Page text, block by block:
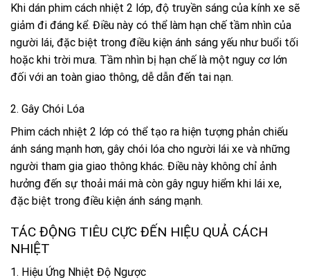
Khi dán phim cách nhiệt 2 lớp, độ truyền sáng của kính xe sẽ
giảm đi đáng kể. Điều này có thể làm hạn chế tầm nhìn của
người lái, đặc biệt trong điều kiện ánh sáng yếu như buổi tối
hoặc khi trời mưa. Tầm nhìn bị hạn chế là một nguy cơ lớn
đối với an toàn giao thông, dễ dẫn đến tai nạn.
2. Gây Chói Lóa
Phim cách nhiệt 2 lớp có thể tạo ra hiện tượng phản chiếu
ánh sáng mạnh hơn, gây chói lóa cho người lái xe và những
người tham gia giao thông khác. Điều này không chỉ ảnh
hưởng đến sự thoải mái mà còn gây nguy hiểm khi lái xe,
đặc biệt trong điều kiện ánh sáng mạnh.
TÁC ĐỘNG TIÊU CỰC ĐẾN HIỆU QUẢ CÁCH
NHIỆT
1. Hiệu Ứng Nhiệt Độ Ngược